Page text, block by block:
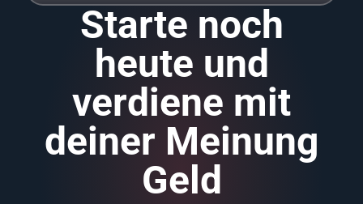
Starte noch
heute und
verdiene mit
deiner Meinung
Geld